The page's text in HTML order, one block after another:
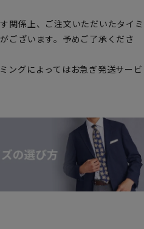
関係上、ご注文いただいたタイミ
ございます。予めご了承くださ
ングによってはお急ぎ発送サービ